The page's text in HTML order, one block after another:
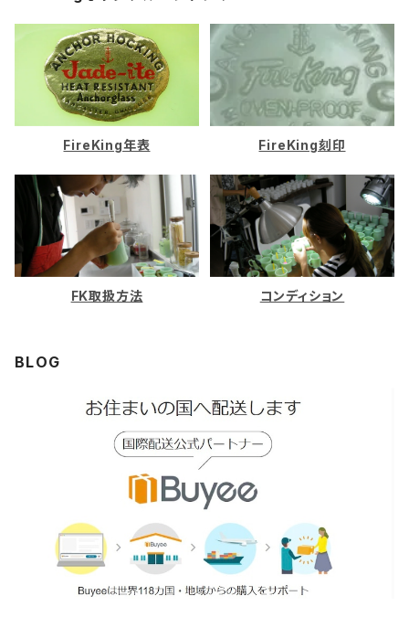
ホワイト
ロイヤルルビー
FireKing年表 FireKing刻印
FK取扱方法 コンディション
BLOG